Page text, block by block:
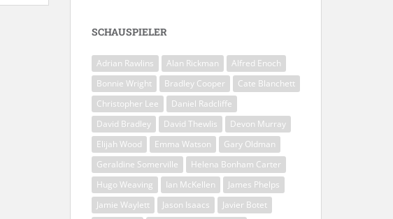
SCHAUSPIELER
Adrian Rawlins Alan Rickman
Alfred Enoch
Bonnie Wright
Bradley Cooper
Cate Blanchett
Christopher Lee
Daniel Radcliffe
David Bradley
David Thewlis
Devon Murray
Elijah Wood
Emma Watson
Gary Oldman
Geraldine Somerville
Helena Bonham Carter
Hugo Weaving
Ian McKellen
James Phelps
Jamie Waylett
Jason Isaacs
Javier Botet